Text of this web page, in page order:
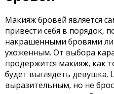
Макияж бровей является
привести себя в порядок,
накрашенными бровями
ухоженным. От выбора
продержится макияж, как
будет выглядеть
выразительным, но не